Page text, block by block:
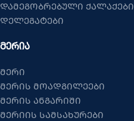
დამეგობრებული ქალაქები
დელეგატები
ᲛᲔᲠᲘᲐ
მერი
მერის მოადგილეები
მერის ანგარიში
მერიის სამსახურები